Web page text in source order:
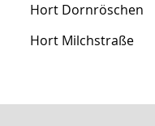
Hort Dornröschen
Hort Milchstraße